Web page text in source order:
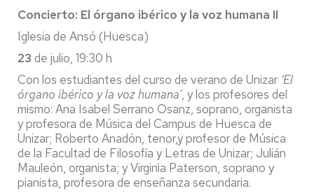
Concierto: El órgano ibérico y la voz humana II
Iglesia de Ansó (Huesca)
23 de julio, 19:30 h
Con los estudiantes del curso de verano de Unizar ‘El
órgano ibérico y la voz humana’, y los profesores del
mismo: Ana Isabel Serrano Osanz, soprano, organista
y profesora de Música del Campus de Huesca de
Unizar; Roberto Anadón, tenor,y profesor de Música
de la Facultad de Filosofía y Letras de Unizar; Julián
Mauleón, organista; y Virginia Paterson, soprano y
pianista, profesora de enseñanza secundaria.